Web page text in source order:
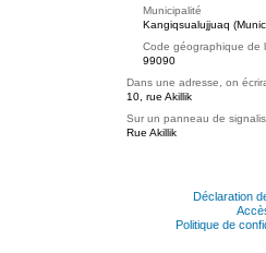
Municipalité
Kangiqsualujjuaq
Code géographique de
99090
Dans une adresse, on
10, rue Akillik
Sur un panneau de
Rue Akillik
Déclaration
Politique de